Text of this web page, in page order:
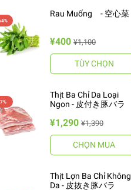
Rau Muống - 空心菜
¥400 ¥1,100
TÙY CHỌN
Thịt Ba Chỉ Da Loại
Ngon - 皮付き豚バラ
¥1,290 ¥1,390
CHỌN MUA
Thịt Lợn Ba Chỉ Không
Da - 皮抜き豚バラ